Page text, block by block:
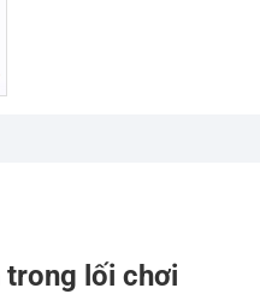
trong lối chơi